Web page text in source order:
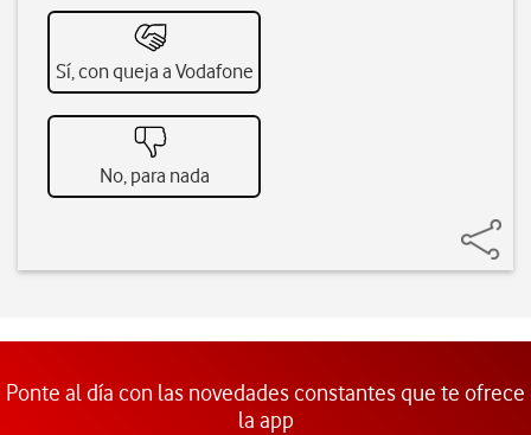
Sí, con queja a Vodafone
No, para nada
Ponte al día con las novedades constantes que te ofrece
la app